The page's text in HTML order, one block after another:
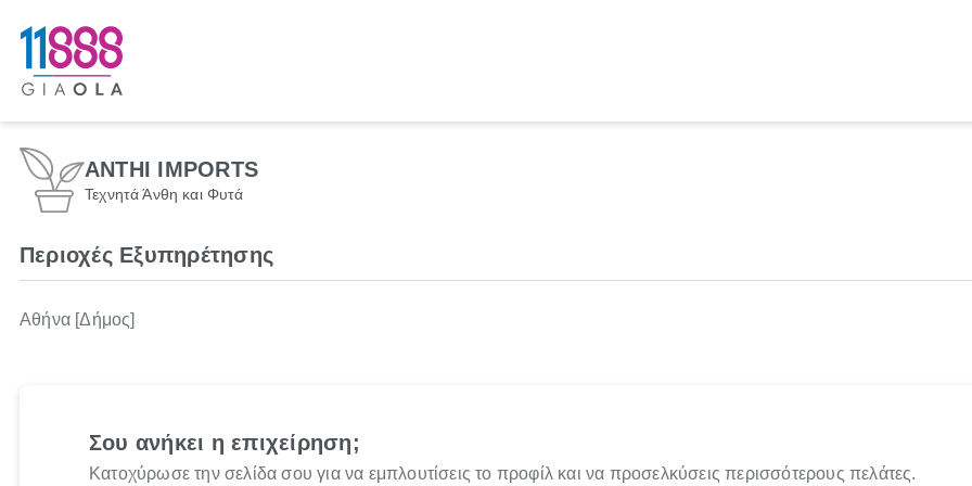
ANTHI IMPORTS
Τεχνητά Άνθη και Φυτά
Περιοχές Εξυπηρέτησης
Αθήνα [Δήμος]
Σου ανήκει η επιχείρηση;
Κατοχύρωσε την σελίδα σου για να εμπλουτίσεις το προφίλ και να προσελκύσεις περισσότερους πελάτες.